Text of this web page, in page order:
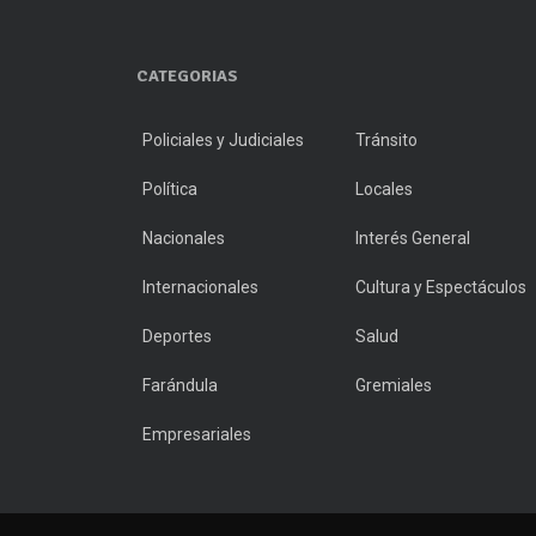
CATEGORIAS
Policiales y Judiciales Tránsito
Política Locales
Nacionales Interés General
Internacionales Cultura y Espectáculos
Deportes Salud
Farándula Gremiales
Empresariales